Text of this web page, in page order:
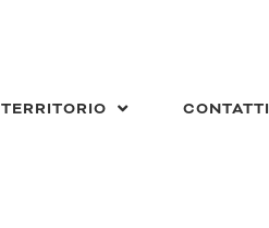
TERRITORIO CONTATTI